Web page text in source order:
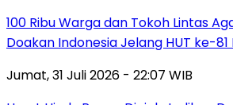
100 Ribu Warga dan Tokoh Lintas
Doakan Indonesia Jelang HUT ke-81
Jumat, 31 Juli 2026 - 22:07 WIB